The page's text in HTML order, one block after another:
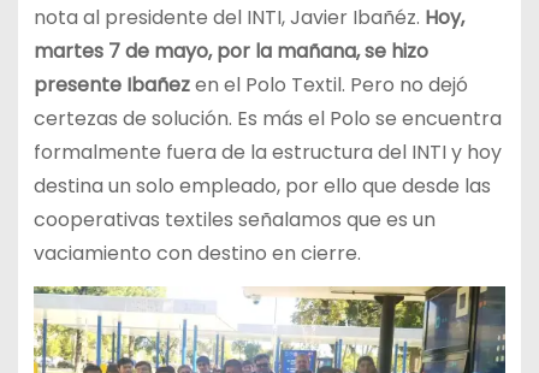
nota al presidente del INTI, Javier Ibañéz. Hoy,
martes 7 de mayo, por la mañana, se hizo
presente Ibañezen el Polo Textil. Pero no dejó
certezas de solución. Es más el Polo se encuentra
formalmente fuera de la estructura del INTI y hoy
destina un solo empleado, por ello que desde las
cooperativas textiles señalamos que es un
vaciamiento con destino en cierre.